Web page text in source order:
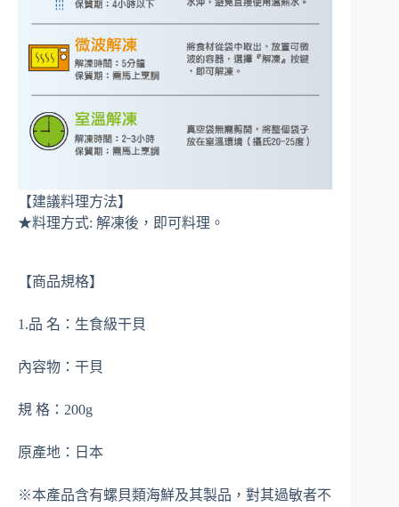
【建議料理方法】
★料理方式: 解凍後，即可料理。
【商品規格】
1.品 名：生食級干貝
內容物：干貝
規 格：200g
原產地：日本
※本產品含有螺貝類海鮮及其製品，對其過敏者不